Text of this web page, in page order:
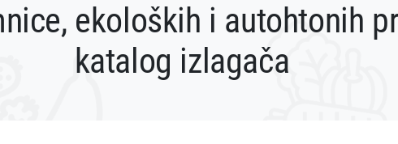
ekoloških i autohtonih
katalog izlagača